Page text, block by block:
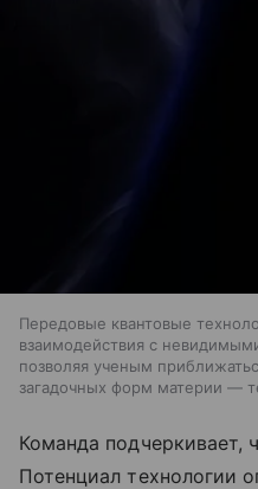
Передовые квантовые
взаимодействия с
позволяя ученым
загадочных форм материи —
Команда подчеркивает,
Потенциал технологии